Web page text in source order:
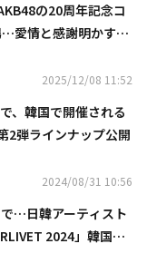
の20周年記念コ
愛情と感謝明かす
2025/12/08 11:52
、韓国で開催される
2弾ラインナップ公開
2024/08/31 10:56
…日韓アーティスト
2024」韓国で1